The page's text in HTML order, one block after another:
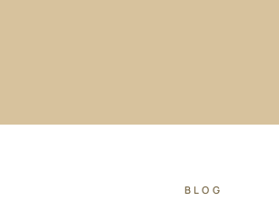
BLOG